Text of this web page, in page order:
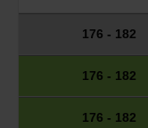
176 - 182
176 - 182
176 - 182